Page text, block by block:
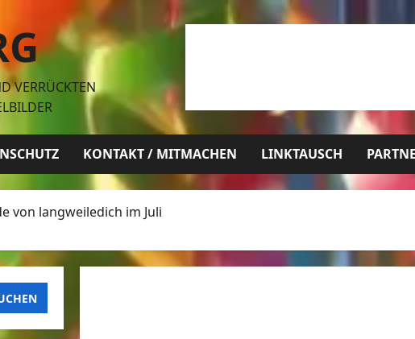
VERRÜCKTEN
KONTAKT / MITMACHEN LINKTAUSCH
von langweiledich im Juli